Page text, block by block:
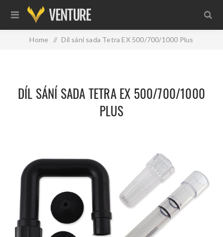
Home / Díl sání sada Tetra EX 500/700/1000 Plus
DÍL SÁNÍ SADA TETRA EX 500/700/1000
PLUS